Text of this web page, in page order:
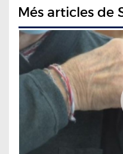
Més articles de